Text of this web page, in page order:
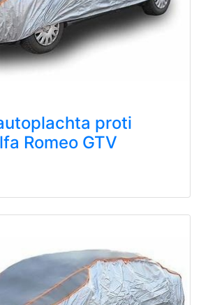
proti
Romeo GTV